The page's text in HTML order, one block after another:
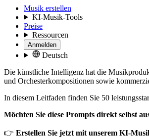
Musik erstellen
KI-Musik-Tools
Preise
Ressourcen
Anmelden
Deutsch
Die künstliche Intelligenz hat die
und Orchesterkompositionen sowie
In diesem Leitfaden finden Sie 50
Möchten Sie diese Prompts direkt selbst
👉 Erstellen Sie jetzt mit unserem KI-